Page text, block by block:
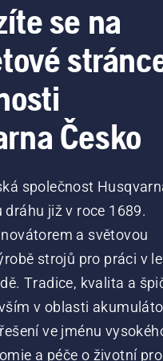
se na
Česko
společnost
dráhu již v roce 1689.
a světovou
strojů pro práci v
Tradice, kvalita a
v oblasti
ve jménu
a péče o životní